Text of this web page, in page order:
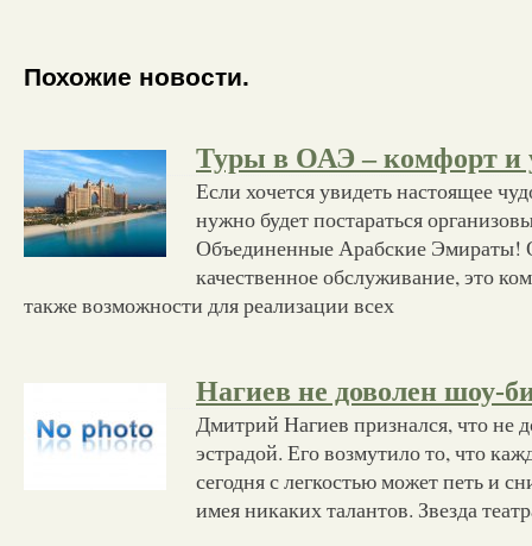
Похожие новости.
Туры в ОАЭ – комфорт и
Если хочется увидеть настоящее
нужно будет постараться
Объединенные Арабские Эмираты!
качественное обслуживание, это
также возможности для реализации всех
Нагиев не доволен шоу-
Дмитрий Нагиев признался, что не
эстрадой. Его возмутило то, что
сегодня с легкостью может петь и
имея никаких талантов. Звезда